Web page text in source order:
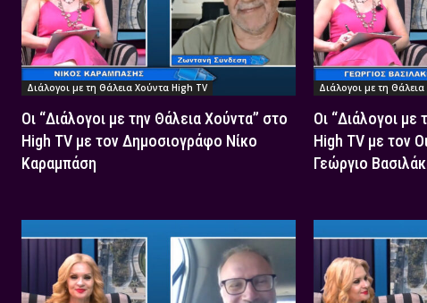
Διάλογοι με τη Θάλεια Χούντα High TV
Οι “Διάλογοι με την Θάλεια Χούντα” στο
High TV με τον Δημοσιογράφο Νίκο
Καραμπάση
Διάλογοι με τη
Οι “Διάλογοι με
High TV με τον
Γεώργιο